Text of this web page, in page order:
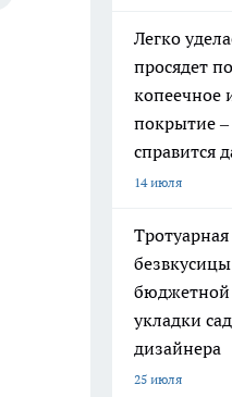
Легко
просядет
копеечное
покрытие –
справится
14 июля
бюджетной
укладки
дизайнера
25 июля